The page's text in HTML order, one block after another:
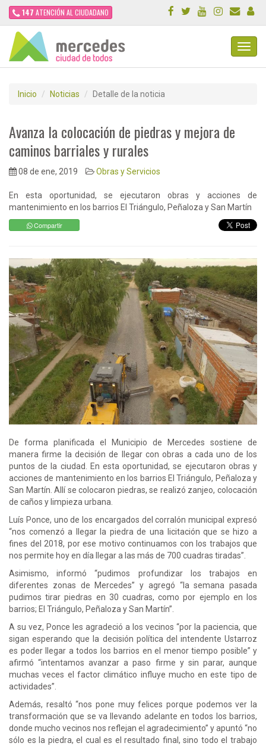
147 ATENCIÓN AL CIUDADANO
Inicio Noticias Detalle de la noticia
Avanza la colocación de piedras y mejora de
caminos barriales y rurales
08 de ene, 2019 Obras y Servicios
En esta oportunidad, se ejecutaron obras y acciones de
mantenimiento en los barrios El Triángulo, Peñaloza y San Martín
Compartir
De forma planificada el Municipio de Mercedes sostiene de
manera firme la decisión de llegar con obras a cada uno de los
puntos de la ciudad. En esta oportunidad, se ejecutaron obras y
acciones de mantenimiento en los barrios El Triángulo, Peñaloza y
San Martín. Allí se colocaron piedras, se realizó zanjeo, colocación
de caños y limpieza urbana.
Luís Ponce, uno de los encargados del corralón municipal expresó
“nos comenzó a llegar la piedra de una licitación que se hizo a
fines del 2018, por ese motivo continuamos con los trabajos que
nos permite hoy en día llegar a las más de 700 cuadras tiradas”.
Asimismo, informó “pudimos profundizar los trabajos en
diferentes zonas de Mercedes” y agregó “la semana pasada
pudimos tirar piedras en 30 cuadras, como por ejemplo en los
barrios; El Triángulo, Peñaloza y San Martín”.
A su vez, Ponce les agradeció a los vecinos “por la paciencia, que
sigan esperando que la decisión política del intendente Ustarroz
es poder llegar a todos los barrios en el menor tiempo posible” y
afirmó “intentamos avanzar a paso firme y sin parar, aunque
muchas veces el factor climático influye mucho en este tipo de
actividades”.
Además, resaltó “nos pone muy felices porque podemos ver la
transformación que se va llevando adelante en todos los barrios,
donde mucho vecinos nos reflejan el agradecimiento” y apuntó “no
sólo es la piedra, el cual es el resultado final, sino todo el trabajo